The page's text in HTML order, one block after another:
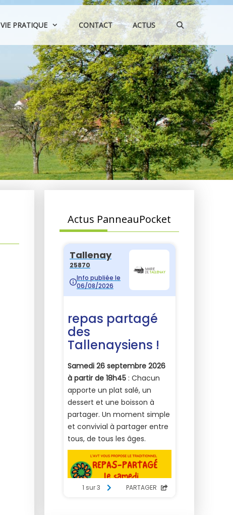
VIE PRATIQUE CONTACT ACTUS
Actus PanneauPocket